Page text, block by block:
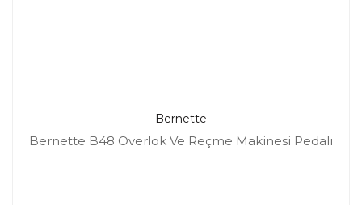
Bernette
Bernette B48 Overlok Ve Reçme Makinesi Pedalı